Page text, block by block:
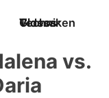
Techniken
Videos
Glossar
vs.